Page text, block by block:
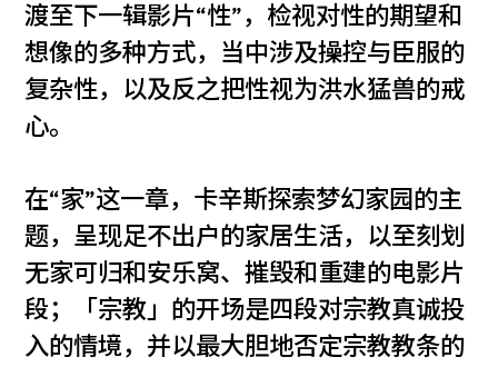
渡至下一辑影片“性”，检视对性的期望和
想像的多种方式，当中涉及操控与臣服的
复杂性，以及反之把性视为洪水猛兽的戒
心。
在“家”这一章，卡辛斯探索梦幻家园的主
题，呈现足不出户的家居生活，以至刻划
无家可归和安乐窝、摧毁和重建的电影片
段；「宗教」的开场是四段对宗教真诚投
入的情境，并以最大胆地否定宗教教条的